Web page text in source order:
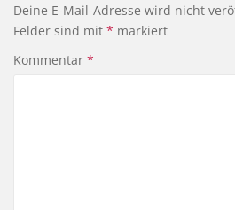
Deine E-Mail-Adresse wird nicht
Felder sind mit * markiert
Kommentar *